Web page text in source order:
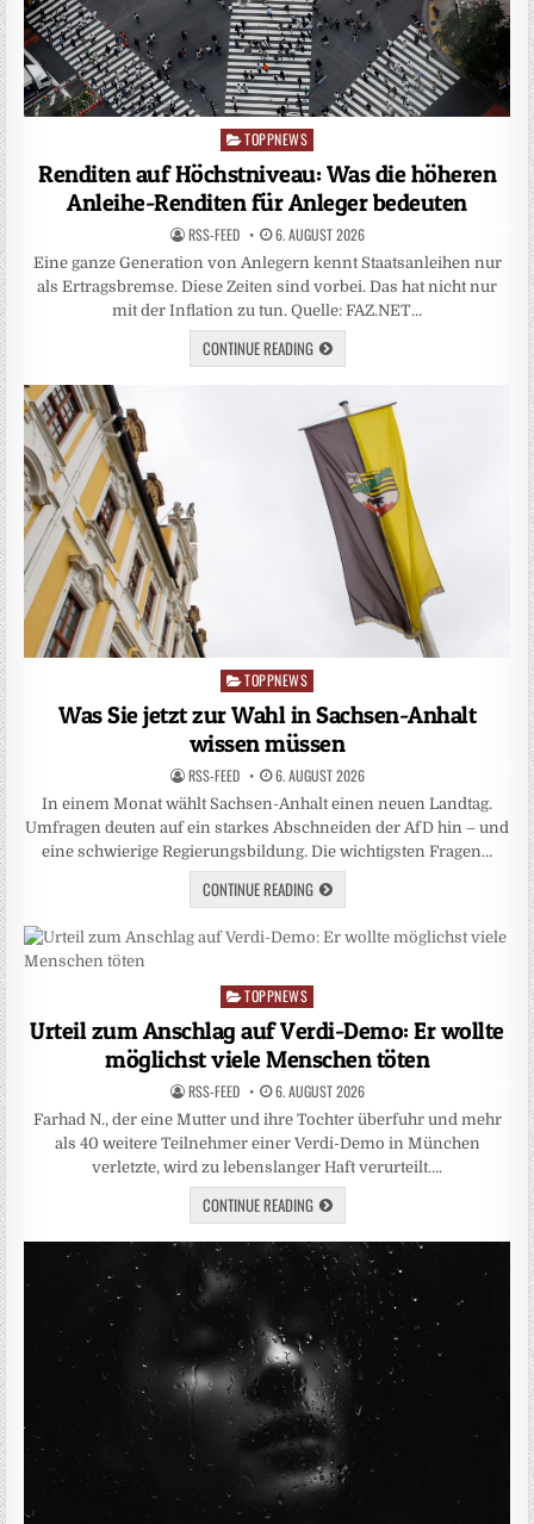
Posted
in
TOPPNEWS
Renditen auf Höchstniveau: Was die höheren
Anleihe-Renditen für Anleger bedeuten
RSS-FEED 6. AUGUST 2026
Eine ganze Generation von Anlegern kennt Staatsanleihen nur
als Ertragsbremse. Diese Zeiten sind vorbei. Das hat nicht nur
mit der Inflation zu tun. Quelle: FAZ.NET…
CONTINUE READING
Posted
in
TOPPNEWS
Was Sie jetzt zur Wahl in Sachsen-Anhalt
wissen müssen
RSS-FEED 6. AUGUST 2026
In einem Monat wählt Sachsen-Anhalt einen neuen Landtag.
Umfragen deuten auf ein starkes Abschneiden der AfD hin – und
eine schwierige Regierungsbildung. Die wichtigsten Fragen…
CONTINUE READING
Posted
TOPPNEWS
Urteil zum Anschlag auf Verdi-Demo: Er wollte
möglichst viele Menschen töten
RSS-FEED 6. AUGUST 2026
Farhad N., der eine Mutter und ihre Tochter überfuhr und mehr
als 40 weitere Teilnehmer einer Verdi-Demo in München
verletzte, wird zu lebenslanger Haft verurteilt….
CONTINUE READING